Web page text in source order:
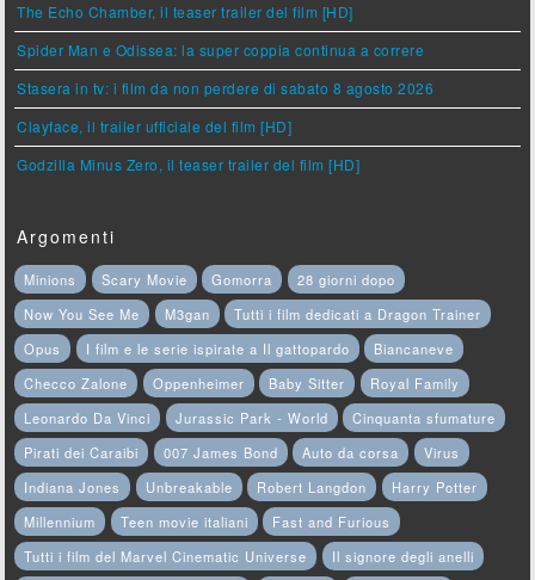
The Echo Chamber, il teaser trailer del film [HD]
Spider Man e Odissea: la super coppia continua a correre
Stasera in tv: i film da non perdere di sabato 8 agosto 2026
Clayface, il trailer ufficiale del film [HD]
Godzilla Minus Zero, il teaser trailer del film [HD]
Argomenti
Minions Scary Movie Gomorra
28 giorni dopo
Now You See Me
M3gan
Tutti i film dedicati a Dragon Trainer
Opus
I film e le serie ispirate a Il gattopardo
Biancaneve
Checco Zalone
Oppenheimer Baby Sitter
Royal Family
Leonardo Da Vinci
Jurassic Park - World
Cinquanta sfumature
Pirati dei Caraibi
007 James Bond Auto da corsa
Virus
Indiana Jones
Unbreakable Robert Langdon
Harry Potter
Millennium
Teen movie italiani
Fast and Furious
Tutti i film del Marvel Cinematic Universe
Il signore degli anelli